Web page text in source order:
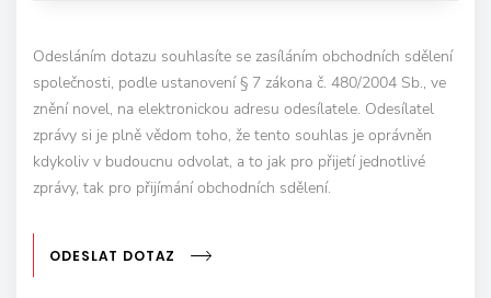
Odesláním dotazu souhlasíte se zasíláním obchodních sdělení
společnosti, podle ustanovení § 7 zákona č. 480/2004 Sb., ve
znění novel, na elektronickou adresu odesílatele. Odesílatel
zprávy si je plně vědom toho, že tento souhlas je oprávněn
kdykoliv v budoucnu odvolat, a to jak pro přijetí jednotlivé
zprávy, tak pro přijímání obchodních sdělení.
ODESLAT DOTAZ